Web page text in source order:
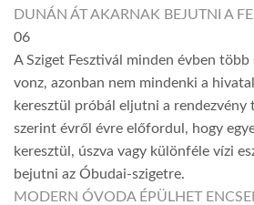
DUNÁN ÁT AKARNAK BEJUTNI A
06
A Sziget Fesztivál minden évben
vonz, azonban nem mindenki a
keresztül próbál eljutni a rendezvény
szerint évről évre előfordul, hogy
keresztül, úszva vagy különféle vízi
bejutni az Óbudai-szigetre.
MODERN ÓVODA ÉPÜLHET